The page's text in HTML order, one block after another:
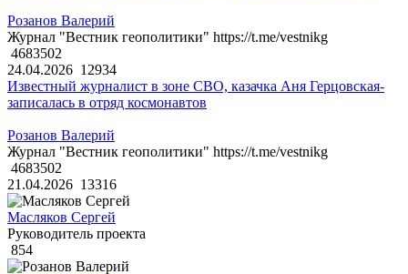
Розанов Валерий
Журнал "Вестник геополитики" https://t.me/vestnikg
4683502
24.04.2026 12934
Известный журналист в зоне СВО, казачка Аня Герцовская-
записалась в отряд космонавтов
Розанов Валерий
Журнал "Вестник геополитики" https://t.me/vestnikg
4683502
21.04.2026 13316
Масляков Сергей
Руководитель проекта
854